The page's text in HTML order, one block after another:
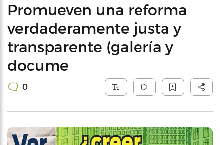
Promueven una reforma
verdaderamente justa y
transparente (galería y
docume
0